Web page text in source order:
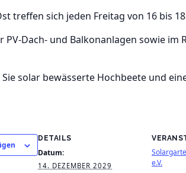
treffen sich jeden Freitag von 16 bis
PV-Dach- und Balkonanlagen sowie
solar bewässerte Hochbeete und
DETAILS
Datum:
14. DEZEMBER 2029
e.V.